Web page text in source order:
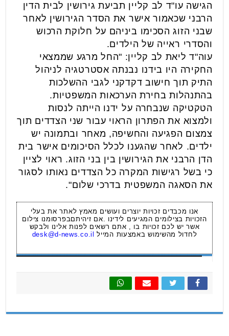
הגישה עו"ד לב קליין תביעת גירושין לבית הדין
הרבני שכאמור אישר את הסדר הגירושין לאחר
שבני הזוג הסכימו ביניהם על חלוקת הרכוש
והסדרי ראייה של הילדים.
עוה"ד ליאת לב קליין: "החל מרגע שממצאי
החקירה היו בידנו נבנתה אסטרטגיה לניהול
התיק תוך חישוב דקדקני לגבי ההשלכות
בהתנהלות בחירת הערכאות המשפטיות.
הטקטיקה שנבחרה על ידנו הייתה לנסות
ולמצוא את הפתרון הראוי עבור שני הצדדים תוך
צמצום הפגיעה והחשיפה, מאחר ובתמונה יש
ילדים. לאחר שהגענו לכלל הסיכומים אישר בית
הדן הרבני את הגירושין בין בני הזוג. ראוי לציין
כי בשל רגישות המקרה כל הצדדים נאותו לסגור
את הסאגה המשפטית בדרכי שלום".
אנו מכבדים זכויות יוצרים ועושים מאמץ לאתר את בעלי
הזכויות בצילומים המגיעים לידינו .אם זיהיתםבפרסומנו צילום
אשר יש לכם זכויות בו , אתם רשאים לפנות אלינו ולבקש
לחדול מהשימוש באמצעות המייל
desk@d-news.co.il